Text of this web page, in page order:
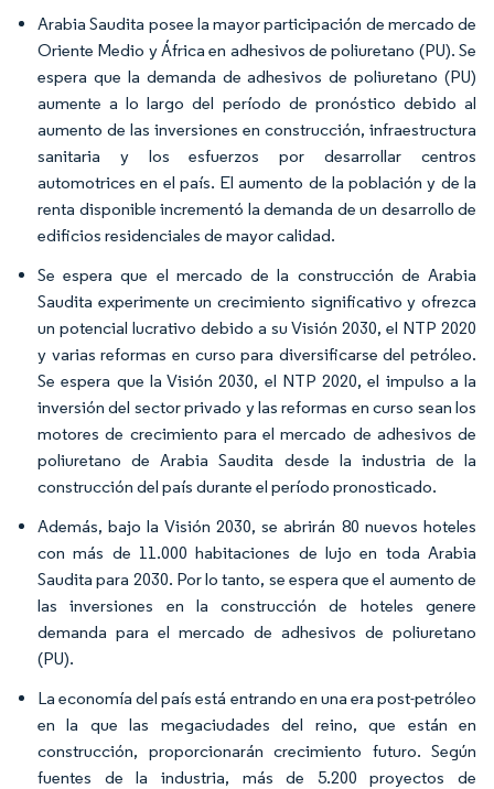
Arabia Saudita posee la mayor participación de mercado de
Oriente Medio y África en adhesivos de poliuretano (PU). Se
espera que la demanda de adhesivos de poliuretano (PU)
aumente a lo largo del período de pronóstico debido al
aumento de las inversiones en construcción, infraestructura
sanitaria y los esfuerzos por desarrollar centros
automotrices en el país. El aumento de la población y de la
renta disponible incrementó la demanda de un desarrollo de
edificios residenciales de mayor calidad.
Se espera que el mercado de la construcción de Arabia
Saudita experimente un crecimiento significativo y ofrezca
un potencial lucrativo debido a su Visión 2030, el NTP 2020
y varias reformas en curso para diversificarse del petróleo.
Se espera que la Visión 2030, el NTP 2020, el impulso a la
inversión del sector privado y las reformas en curso sean los
motores de crecimiento para el mercado de adhesivos de
poliuretano de Arabia Saudita desde la industria de la
construcción del país durante el período pronosticado.
Además, bajo la Visión 2030, se abrirán 80 nuevos hoteles
con más de 11.000 habitaciones de lujo en toda Arabia
Saudita para 2030. Por lo tanto, se espera que el aumento de
las inversiones en la construcción de hoteles genere
demanda para el mercado de adhesivos de poliuretano
(PU).
La economía del país está entrando en una era post-petróleo
en la que las megaciudades del reino, que están en
construcción, proporcionarán crecimiento futuro. Según
fuentes de la industria, más de 5.200 proyectos de